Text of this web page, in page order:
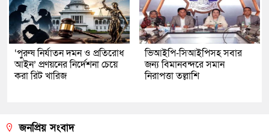
‘পুরুষ নির্যাতন দমন ও প্রতিরোধ
আইন’ প্রণয়নের নির্দেশনা চেয়ে
করা রিট খারিজ
ভিআইপি-সিআইপিসহ সবার
জন্য বিমানবন্দরে সমান
নিরাপত্তা তল্লাশি
জনপ্রিয় সংবাদ